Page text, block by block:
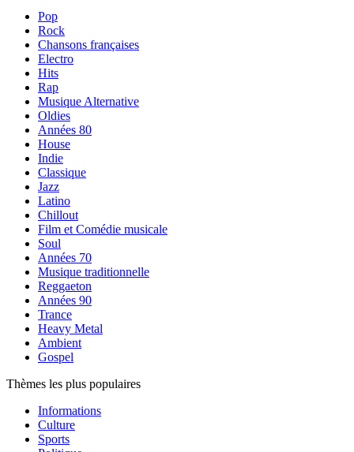
Pop
Rock
Chansons françaises
Electro
Hits
Rap
Musique Alternative
Oldies
Années 80
House
Indie
Classique
Jazz
Latino
Chillout
Film et Comédie musicale
Soul
Années 70
Musique traditionnelle
Reggaeton
Années 90
Trance
Heavy Metal
Ambient
Gospel
Thèmes les plus populaires
Informations
Culture
Sports